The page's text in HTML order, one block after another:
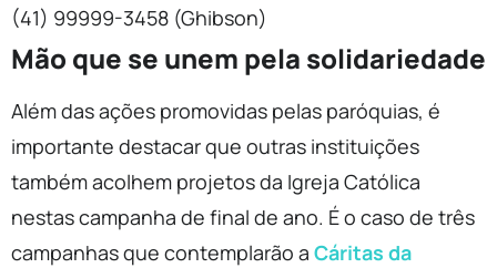
(41) 99999-3458 (Ghibson)
Mão que se unem pela solidariedade
Além das ações promovidas pelas paróquias, é
importante destacar que outras instituições
também acolhem projetos da Igreja Católica
nestas campanha de final de ano. É o caso de três
campanhas que contemplarão a Cáritas da